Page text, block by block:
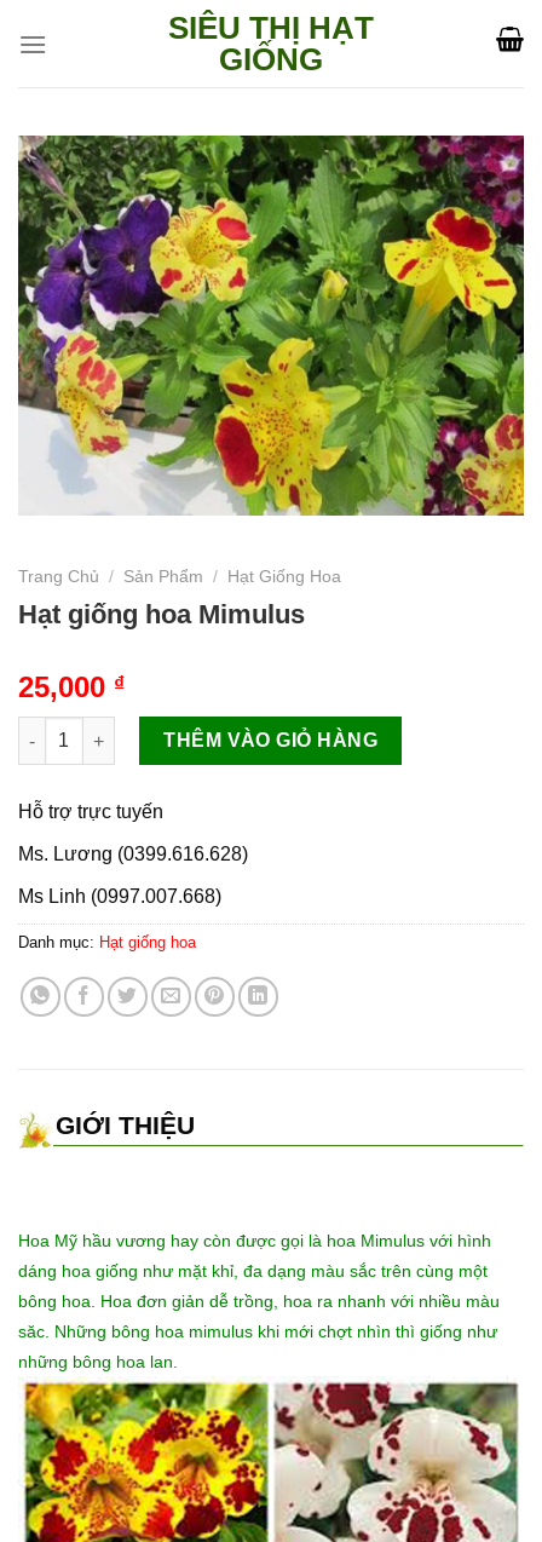
SIÊU THỊ HẠT
GIỐNG
Trang Chủ / Sản Phẩm / Hạt Giống Hoa
Hạt giống hoa Mimulus
25,000 ₫
Hạt giống hoa Mimulus số lượng
THÊM VÀO GIỎ HÀNG
Hỗ trợ trực tuyến
Ms. Lương (0399.616.628)
Ms Linh (0997.007.668)
Danh mục: Hạt giống hoa
GIỚI THIỆU
Hoa Mỹ hầu vương hay còn được gọi là hoa Mimulus với hình
dáng hoa giống như mặt khỉ, đa dạng màu sắc trên cùng một
bông hoa. Hoa đơn giản dễ trồng, hoa ra nhanh với nhiều màu
săc. Những bông hoa mimulus khi mới chợt nhìn thì giống như
những bông hoa lan.